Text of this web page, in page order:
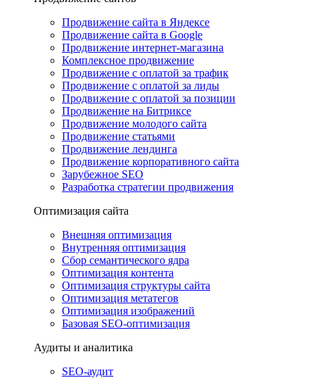
Продвижение сайта в Яндексе
Продвижение сайта в Google
Продвижение интернет-магазина
Комплексное продвижение
Продвижение с оплатой за трафик
Продвижение с оплатой за лиды
Продвижение с оплатой за позиции
Продвижение на Битриксе
Продвижение молодого сайта
Продвижение статьями
Продвижение лендинга
Продвижение корпоративного сайта
Зарубежное SEO
Разработка стратегии продвижения
Оптимизация сайта
Внешняя оптимизация
Внутренняя оптимизация
Сбор семантического ядра
Оптимизация контента
Оптимизация структуры сайта
Оптимизация метатегов
Оптимизация изображений
Базовая SEO-оптимизация
Аудиты и аналитика
SEO-аудит